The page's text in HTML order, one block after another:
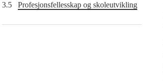
3.5 Profesjonsfellesskap og skoleutvikling